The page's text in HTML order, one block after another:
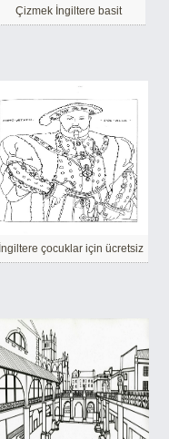
Çizmek İngiltere basit
İngiltere çocuklar için ücretsiz